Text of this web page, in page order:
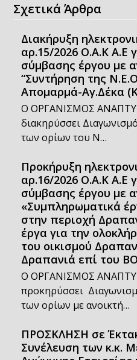
Σχετικά Άρθρα
Διακήρυξη
αρ.15/2026 Ο.Α.Κ Α.Ε
σύμβασης έργου με
“Συντήρηση της
Απομαρμά-Αγ.Δέκα
Ο ΟΡΓΑΝΙΣΜΟΣ
διακηρύσσει
των ορίων του Ν…
Προκήρυξη
αρ.16/2026 Ο.Α.Κ Α.Ε
σύμβασης έργου με
«Συμπληρωματικά
στην περιοχή
έργα για την
του οικισμού
Δραπανιά επί του
Ο ΟΡΓΑΝΙΣΜΟΣ
προκηρύσσει
των ορίων με ανοικτή…
ΠΡΟΣΚΛΗΣΗ σε
Συνέλευση των κ.κ.